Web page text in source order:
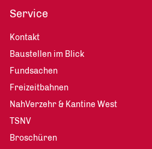
Service
Kontakt
Baustellen im Blick
Fundsachen
Freizeitbahnen
NahVerzehr & Kantine West
TSNV
Broschüren